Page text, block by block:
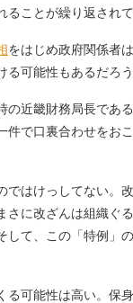
ことが繰り返されて
をはじめ政府関係者
可能性もあるだろう
近畿財務局長であ
で口裏合わせをお
はけっしてない。
に改ざんは組織ぐ
て、この「特例」
可能性は高い。保